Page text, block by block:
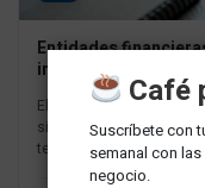
Entidades
inteligencia artificial
El sector financiero
significativa en los
tecnologías de...
Café
Suscríbete con
semanal con
negocio.